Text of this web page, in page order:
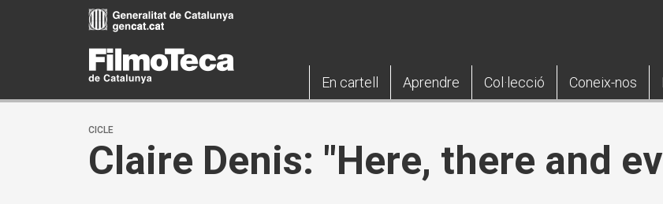
En cartell Aprendre Col·lecció Coneix-nos
CICLE
Claire Denis: "Here, there and